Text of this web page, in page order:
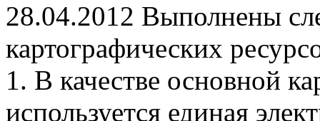
28.04.2012 Выполнены
картографических
1. В качестве основной
используется единая